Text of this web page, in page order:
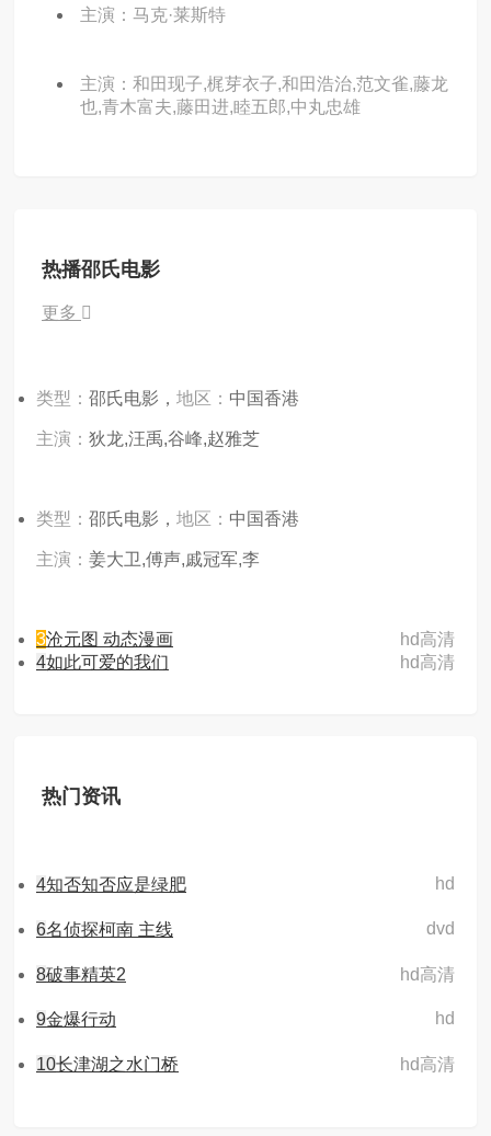
主演：马克·莱斯特
主演：和田现子,梶芽衣子,和田浩治,范文雀,藤龙
也,青木富夫,藤田进,睦五郎,中丸忠雄
热播邵氏电影
更多
类型： 邵氏电影， 地区： 中国香港
主演： 狄龙,汪禹,谷峰,赵雅芝
类型： 邵氏电影， 地区： 中国香港
主演： 姜大卫,傅声,戚冠军,李
hd高清
3沧元图 动态漫画
hd高清
4如此可爱的我们
热门资讯
hd
4知否知否应是绿肥
dvd
6名侦探柯南 主线
hd高清
8破事精英2
hd
9金爆行动
hd高清
10长津湖之水门桥